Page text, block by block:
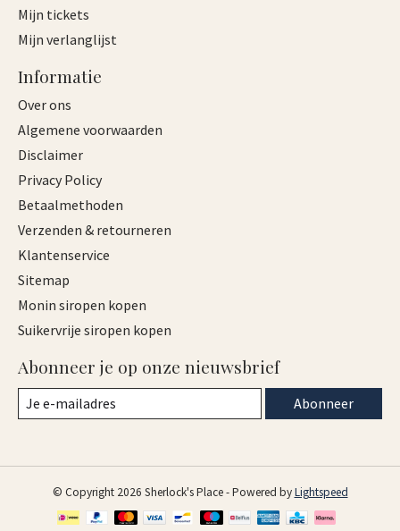
Mijn tickets
Mijn verlanglijst
Informatie
Over ons
Algemene voorwaarden
Disclaimer
Privacy Policy
Betaalmethoden
Verzenden & retourneren
Klantenservice
Sitemap
Monin siropen kopen
Suikervrije siropen kopen
Abonneer je op onze nieuwsbrief
Abonneer
© Copyright 2026 Sherlock's Place - Powered byLightspeed